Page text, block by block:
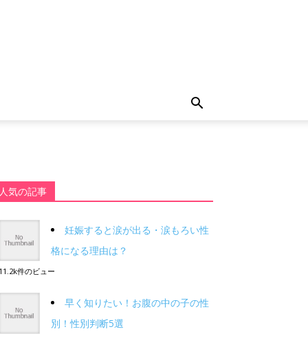
人気の記事
妊娠すると涙が出る・涙もろい性
格になる理由は？
11.2k件のビュー
早く知りたい！お腹の中の子の性
別！性別判断5選